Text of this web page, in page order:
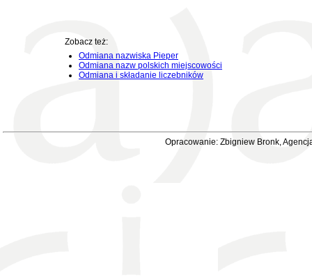
Zobacz też:
Odmiana nazwiska Pieper
Odmiana nazw polskich miejscowości
Odmiana i składanie liczebników
Opracowanie: Zbigniew Bronk,